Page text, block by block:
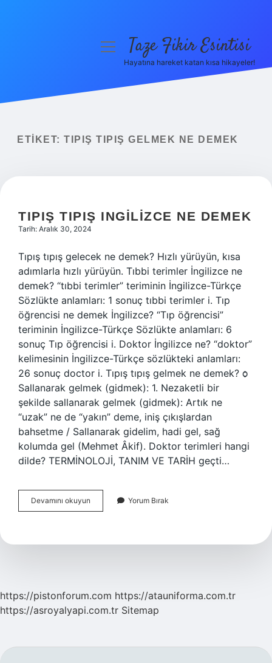
Yasal Uyarı
menüyüTaze Fikir Esintisi
Hayatına hareket katan kısa hikayeler!
ETIKET: TIPIŞ TIPIŞ GELMEK NE DEMEK
TIPIŞ TIPIŞ INGILIZCE NE DEMEK
Tarih: Aralık 30, 2024
Tıpış tıpış gelecek ne demek? Hızlı yürüyün, kısa
adımlarla hızlı yürüyün. Tıbbi terimler İngilizce ne
demek? “tıbbi terimler” teriminin İngilizce-Türkçe
Sözlükte anlamları: 1 sonuç tıbbi terimler i. Tıp
öğrencisi ne demek İngilizce? “Tıp öğrencisi”
teriminin İngilizce-Türkçe Sözlükte anlamları: 6
sonuç Tıp öğrencisi i. Doktor İngilizce ne? “doktor”
kelimesinin İngilizce-Türkçe sözlükteki anlamları:
26 sonuç doctor i. Tıpış tıpış gelmek ne demek? ѻ
Sallanarak gelmek (gidmek): 1. Nezaketli bir
şekilde sallanarak gelmek (gidmek): Artık ne
“uzak” ne de “yakın” deme, iniş çıkışlardan
bahsetme / Sallanarak gidelim, hadi gel, sağ
kolumda gel (Mehmet Âkif). Doktor terimleri hangi
dilde? TERMİNOLOJİ, TANIM VE TARİH geçti…
Devamını okuyun
Tıpış
Demek
Yorum Bırak
https://pistonforum.com https://atauniforma.com.tr
https://asroyalyapi.com.tr Sitemap